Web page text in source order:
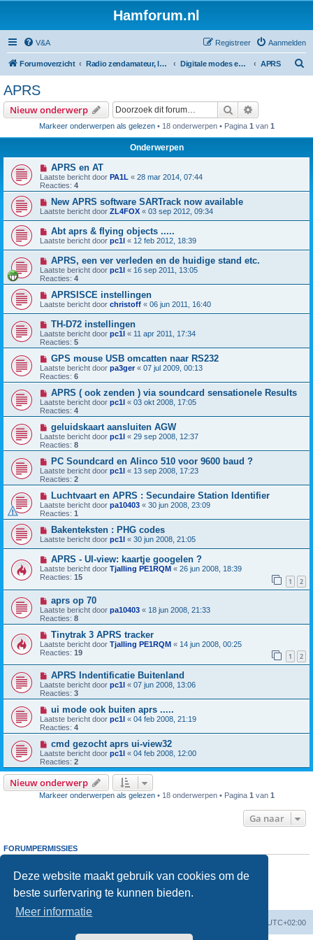
Deze website maakt gebruik van cookies om de
beste surfervaring te kunnen bieden.
Meer informatie
Hamforum.nl
V&A Aanmelden
Registreer
Forumoverzicht Radio zendamateur, luisteramateur en elektronica zelfbouw Digitale modes en morse (CW) APRS
APRS
Nieuw onderwerp Zoek
Markeer onderwerpen als gelezen• 18 onderwerpen • Pagina 1 van 1
Onderwerpen
APRS en AT
Laatste bericht door PA1L « 28 mar 2014, 07:44
Reacties: 4
New APRS software SARTrack now available
Laatste bericht door ZL4FOX « 03 sep 2012, 09:34
Abt aprs & flying objects .....
Laatste bericht door pc1l « 12 feb 2012, 18:39
APRS, een ver verleden en de huidige stand etc.
Laatste bericht door pc1l « 16 sep 2011, 13:05
Reacties: 4
APRSISCE instellingen
Laatste bericht door christoff « 06 jun 2011, 16:40
TH-D72 instellingen
Laatste bericht door pc1l « 11 apr 2011, 17:34
Reacties: 5
GPS mouse USB omcatten naar RS232
Laatste bericht door pa3ger« 07 jul 2009, 00:13
Reacties: 6
APRS ( ook zenden ) via soundcard sensationele Results
Laatste bericht door pc1l « 03 okt 2008, 17:05
Reacties: 4
geluidskaart aansluiten AGW
Laatste bericht door pc1l « 29 sep 2008, 12:37
Reacties: 8
PC Soundcard en Alinco 510 voor 9600 baud ?
Laatste bericht door pc1l « 13 sep 2008, 17:23
Reacties: 2
Luchtvaart en APRS : Secundaire Station Identifier
Laatste bericht door pa10403 « 30 jun 2008, 23:09
Reacties: 1
Bakenteksten : PHG codes
Laatste bericht door pc1l « 30 jun 2008, 21:05
APRS - UI-view: kaartje googelen ?
Laatste bericht door Tjalling PE1RQM « 26 jun 2008, 18:39
Reacties: 15 1 2
aprs op 70
Laatste bericht door pa10403 « 18 jun 2008, 21:33
Reacties: 8
Tinytrak 3 APRS tracker
Laatste bericht door Tjalling PE1RQM « 14 jun 2008, 00:25
Reacties: 19 1 2
APRS Indentificatie Buitenland
Laatste bericht door pc1l « 07 jun 2008, 13:06
Reacties: 3
ui mode ook buiten aprs .....
Laatste bericht door pc1l « 04 feb 2008, 21:19
Reacties: 4
cmd gezocht aprs ui-view32
Laatste bericht door pc1l « 04 feb 2008, 12:00
Reacties: 2
Nieuw onderwerp
Markeer onderwerpen als gelezen• 18 onderwerpen • Pagina 1 van 1
Ga naar
FORUMPERMISSIES
kunt niet
reageren op onderwerpen in dit forum
kunt nietje eigen berichten wijzigen in dit forum
kunt nietje eigen berichten verwijderen in dit forum
bijlagen plaatsen in dit forum
UTC+02:00